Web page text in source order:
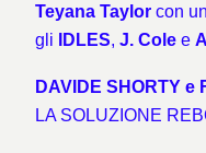
Teyana Taylor con
gli
IDLES, J. Cole e
DAVIDE SHORTY e
LA SOLUZIONE